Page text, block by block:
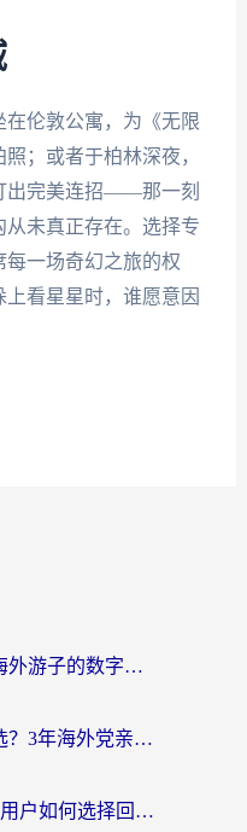
伦敦公寓，为《无限
；或者于柏林深夜，
出完美连招——那一刻
从未真正存在。选择专
一场奇幻之旅的权
看星星时，谁愿意因
一键回国免费加速器，海外游子的数字归乡路
海外转国内加速器怎么选？3年海外党亲测指南，无缝刷剧玩游戏不再难
破解VPN PC限制：海外用户如何选择回国加速器实现无缝访问国内资源